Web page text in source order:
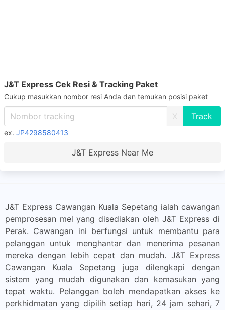
J&T Express Cek Resi & Tracking Paket
Cukup masukkan nombor resi Anda dan temukan posisi paket
X
ex. JP4298580413
J&T Express Near Me
J&T Express Cawangan Kuala Sepetang ialah cawangan
pemprosesan mel yang disediakan oleh J&T Express di
Perak. Cawangan ini berfungsi untuk membantu para
pelanggan untuk menghantar dan menerima pesanan
mereka dengan lebih cepat dan mudah. J&T Express
Cawangan Kuala Sepetang juga dilengkapi dengan
sistem yang mudah digunakan dan kemasukan yang
tepat waktu. Pelanggan boleh mendapatkan akses ke
perkhidmatan yang dipilih setiap hari, 24 jam sehari, 7